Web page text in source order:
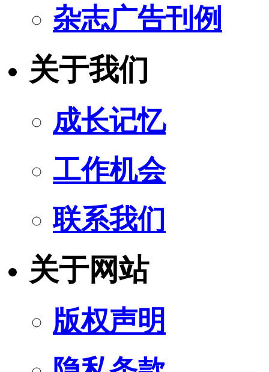
杂志广告刊例
关于我们
成长记忆
工作机会
联系我们
关于网站
版权声明